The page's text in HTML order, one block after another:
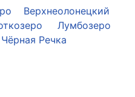
Верхнеолонецкий
Лумбозеро
Чёрная Речка